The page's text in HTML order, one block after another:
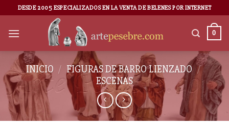
DESDE 2005 ESPECIALIZADOS EN LA VENTA DE BELENES POR INTERNET
0
INICIO / FIGURAS DE BARRO LIENZADO /
ESCENAS